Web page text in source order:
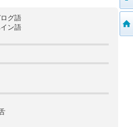
グ語
ン語